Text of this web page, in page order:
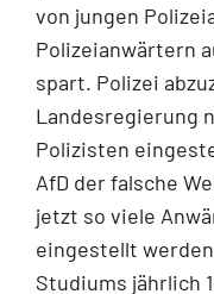
von jungen
Polizeianwärtern
spart. Polizei
Landesregierung
Polizisten
AfD der falsche
jetzt so viele
eingestellt
Studiums jährlich